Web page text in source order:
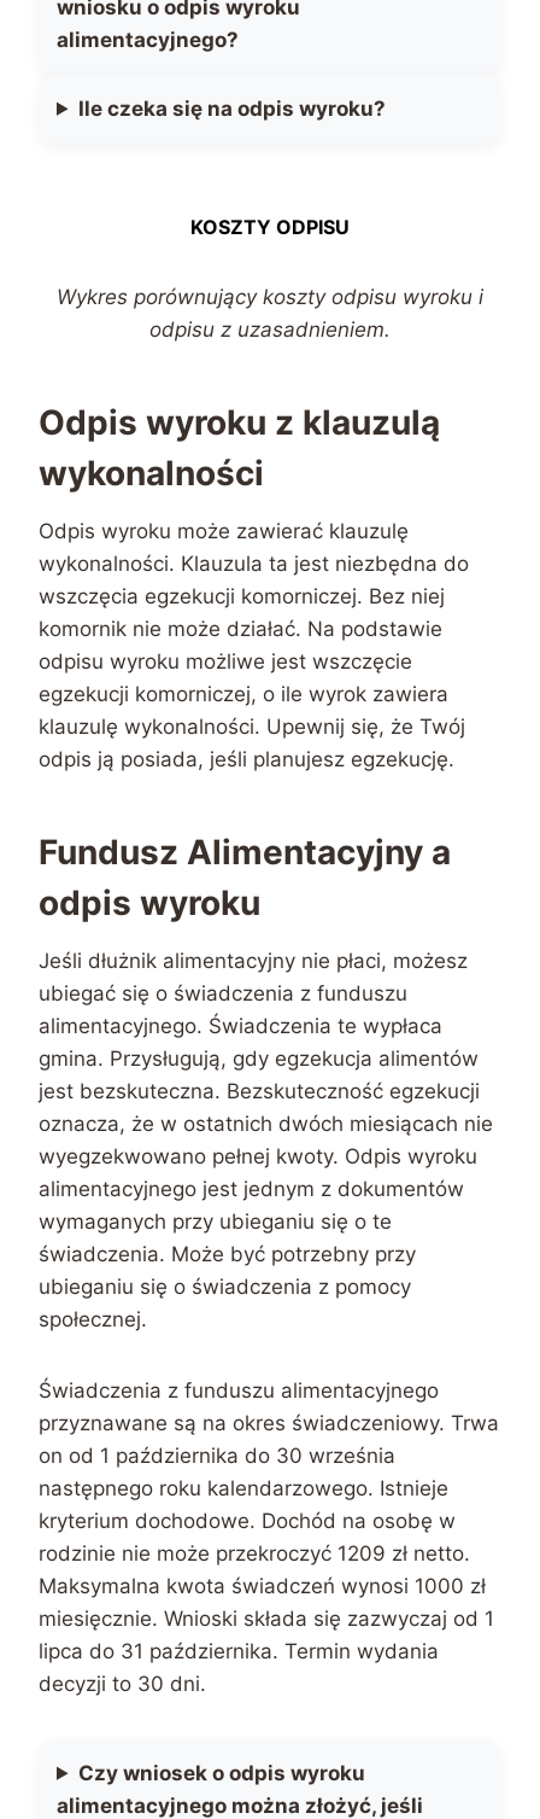
wniosku o odpis wyroku
alimentacyjnego?
Ile czeka się na odpis wyroku?
KOSZTY ODPISU
Wykres porównujący koszty odpisu wyroku i
odpisu z uzasadnieniem.
Odpis wyroku z klauzulą
wykonalności
Odpis wyroku może zawierać klauzulę
wykonalności. Klauzula ta jest niezbędna do
wszczęcia egzekucji komorniczej. Bez niej
komornik nie może działać. Na podstawie
odpisu wyroku możliwe jest wszczęcie
egzekucji komorniczej, o ile wyrok zawiera
klauzulę wykonalności. Upewnij się, że Twój
odpis ją posiada, jeśli planujesz egzekucję.
Fundusz Alimentacyjny a
odpis wyroku
Jeśli dłużnik alimentacyjny nie płaci, możesz
ubiegać się o świadczenia z funduszu
alimentacyjnego. Świadczenia te wypłaca
gmina. Przysługują, gdy egzekucja alimentów
jest bezskuteczna. Bezskuteczność egzekucji
oznacza, że w ostatnich dwóch miesiącach nie
wyegzekwowano pełnej kwoty. Odpis wyroku
alimentacyjnego jest jednym z dokumentów
wymaganych przy ubieganiu się o te
świadczenia. Może być potrzebny przy
ubieganiu się o świadczenia z pomocy
społecznej.
Świadczenia z funduszu alimentacyjnego
przyznawane są na okres świadczeniowy. Trwa
on od 1 października do 30 września
następnego roku kalendarzowego. Istnieje
kryterium dochodowe. Dochód na osobę w
rodzinie nie może przekroczyć 1209 zł netto.
Maksymalna kwota świadczeń wynosi 1000 zł
miesięcznie. Wnioski składa się zazwyczaj od 1
lipca do 31 października. Termin wydania
decyzji to 30 dni.
Czy wniosek o odpis wyroku
alimentacyjnego można złożyć, jeśli